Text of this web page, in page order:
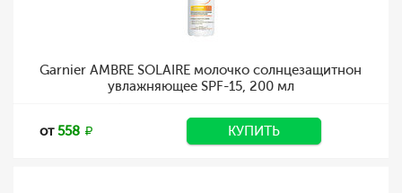
Garnier AMBRE SOLAIRE молочко солнцезащитнон
увлажняющее SPF-15, 200 мл
от558 КУПИТЬ